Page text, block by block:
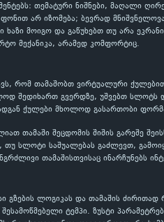
თემატური ნიშნები, მაღალი
არ იზომება; ბევრად
მოიგო და გაწუხებთ თუ არა
მექანიკა, არამედ კომფორტიც.
რომ თამაშობთ ვირტუალური
შედიხართ გვერდზე, უშვებთ სლოტს
ქულები მხოლოდ გასართობი
თამაში შეცდომის შიშის გარეშე
სლოტი საშუალებას გაძლევთ,
თამაშისთვისაც ინარჩუნებს
გზების ლოგიკას და თამაშის ძირითად
ტემპი. ზუსტი